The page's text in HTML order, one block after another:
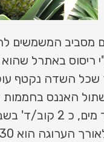
המשמשים
ריסוס באתרל
השדה נקטף
האננס בחממות
להיות מנוקזת ומעט חומצית. החממה